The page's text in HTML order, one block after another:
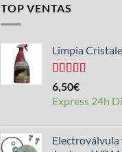
TOP VENTAS
Limpia
Valorado
con
de 5
6,50€
Express 24h